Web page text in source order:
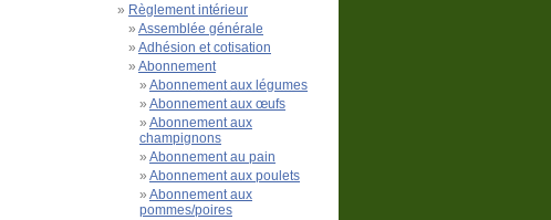
Règlement intérieur
Assemblée générale
Adhésion et cotisation
Abonnement
Abonnement aux légumes
Abonnement aux œufs
Abonnement aux
champignons
Abonnement au pain
Abonnement aux poulets
Abonnement aux
pommes/poires